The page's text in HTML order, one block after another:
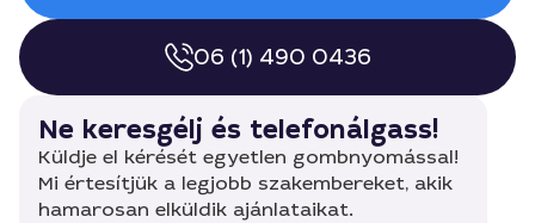
06 (1) 490 0436
Ne keresgélj és telefonálgass!
Küldje el kérését egyetlen gombnyomással!
Mi értesítjük a legjobb szakembereket, akik
hamarosan elküldik ajánlataikat.